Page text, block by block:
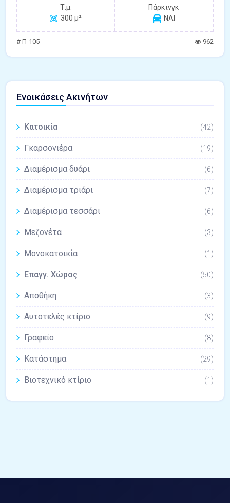
Τ.μ.
300 μ²
Πάρκινγκ
ΝΑΙ
# Π-105 962
Ενοικάσεις Ακινήτων
Κατοικία (42)
Γκαρσονιέρα (19)
Διαμέρισμα δυάρι (6)
Διαμέρισμα τριάρι (7)
Διαμέρισμα τεσσάρι (6)
Μεζονέτα (3)
Μονοκατοικία (1)
Επαγγ. Χώρος (50)
Αποθήκη (3)
Αυτοτελές κτίριο (9)
Γραφείο (8)
Κατάστημα (29)
Βιοτεχνικό κτίριο (1)